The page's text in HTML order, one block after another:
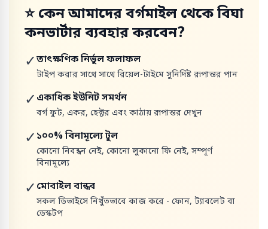
⭐কেন আমাদের বর্গমাইল থেকে বিঘা
কনভার্টার ব্যবহার করবেন?
✓তাৎক্ষণিক নির্ভুল ফলাফল
টাইপ করার সাথে সাথে রিয়েল-টাইমে সুনির্দিষ্ট রূপান্তর পান
✓ একাধিক ইউনিট সমর্থন
বর্গ ফুট, একর, হেক্টর এবং কাঠায় রূপান্তর দেখুন
✓ ১০০% বিনামূল্যে টুল
কোনো নিবন্ধন নেই, কোনো লুকানো ফি নেই, সম্পূর্ণ
বিনামূল্যে
✓ মোবাইল বান্ধব
সকল ডিভাইসে নিখুঁতভাবে কাজ করে - ফোন, ট্যাবলেট বা
ডেস্কটপ